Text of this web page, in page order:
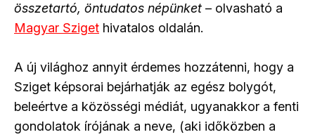
összetartó, öntudatos népünket – olvasható a
Magyar Sziget hivatalos oldalán.
A új világhoz annyit érdemes hozzátenni, hogy a
Sziget képsorai bejárhatják az egész bolygót,
beleértve a közösségi médiát, ugyanakkor a fenti
gondolatok írójának a neve, (aki időközben a